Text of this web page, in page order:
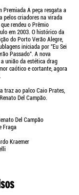
Premiada A peça resgata a
pelos criadores na virada
rendeu o Prêmio
em 2003. O histórico da
do Porto Verão Alegre,
iniciada por "Eu Sei
Passado". A nova
união da estética drag
caótico e cortante, agora
traz ao palco Caio Prates,
Del Campão.
Del Campão
Fraga
Kraemer